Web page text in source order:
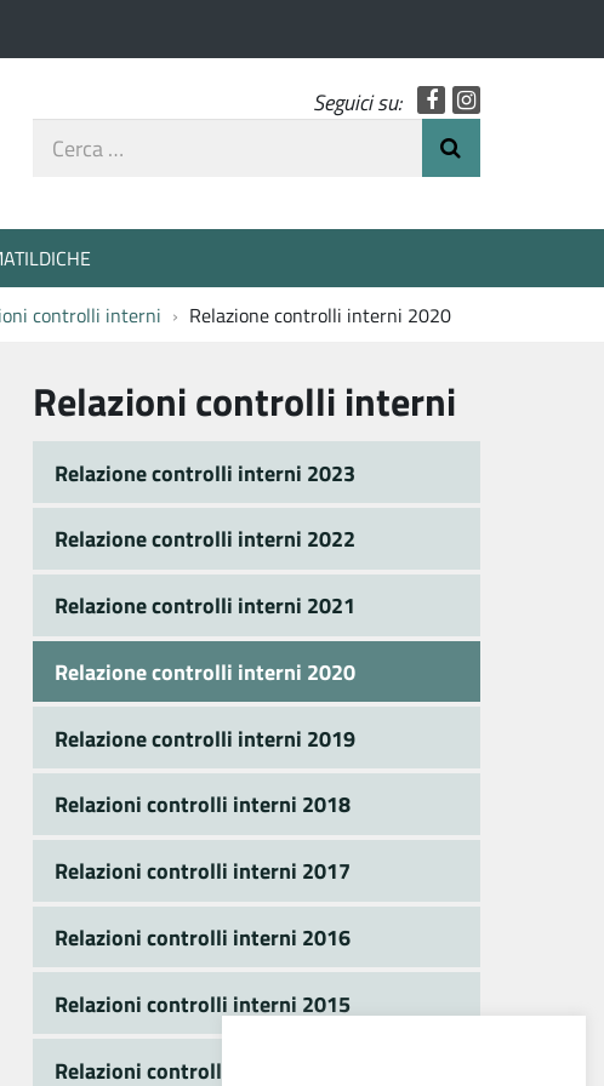
Seguici su: Facebook
Cerca
controlli interni Relazione controlli interni 2020
Relazioni controlli interni
Relazione controlli interni 2023
Relazione controlli interni 2022
Relazione controlli interni 2021
Relazione controlli interni 2020
Relazione controlli interni 2019
Relazioni controlli interni 2018
Relazioni controlli interni 2017
Relazioni controlli interni 2016
Relazioni controlli interni 2015
Relazioni controlli interni 2014